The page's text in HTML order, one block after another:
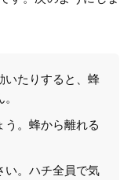
いたりすると、蜂
う。蜂から離れる
い。ハチ全員で気